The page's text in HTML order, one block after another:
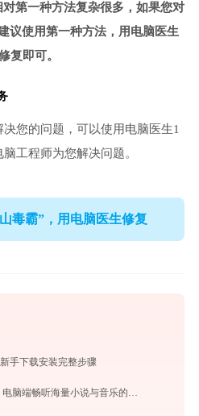
第一种方法复杂很多，如果您对
议使用第一种方法，用电脑医生
复即可。
您的问题，可以使用电脑医生1
工程师为您解决问题。
毒霸”，用电脑医生修复
手下载安装完整步骤
番茄畅听PC版免费下载：电脑端畅听海量小说与音乐的终极指南